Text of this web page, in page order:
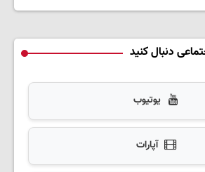
دنبال کنید
یوتیوب
آپارات